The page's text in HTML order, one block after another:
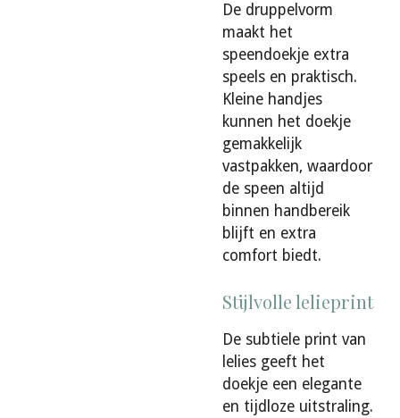
De druppelvorm
maakt het
speendoekje extra
speels en praktisch.
Kleine handjes
kunnen het doekje
gemakkelijk
vastpakken, waardoor
de speen altijd
binnen handbereik
blijft en extra
comfort biedt.
Stijlvolle lelieprint
De subtiele print van
lelies geeft het
doekje een elegante
en tijdloze uitstraling.